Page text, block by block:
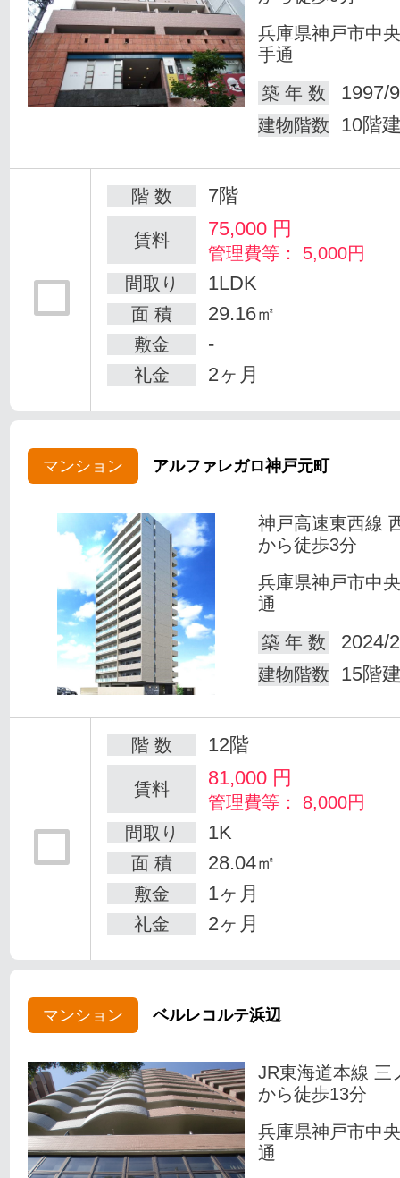
兵庫県神戸市中
手通
築 年 数
1997/
建物階数 10階
階 数 7階
賃料 75,000 円
管理費等： 5,000円
間取り
1LDK
面 積 29.16㎡
敷金 -
礼金 2ヶ月
マンション アルファレガロ神戸元町
神戸高速東西線
から徒歩3分
兵庫県神戸市中
通
築 年 数
2024/
建物階数 15階
階 数 12階
賃料 81,000 円
管理費等： 8,000円
間取り
1K
面 積 28.04㎡
敷金 1ヶ月
礼金 2ヶ月
マンション ベルレコルテ浜辺
JR東海道本線 三
から徒歩13分
兵庫県神戸市中
通